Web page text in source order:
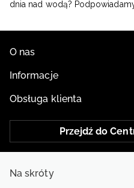
dnia nad wodą?
O nas
Informacje
Obsługa klienta
Przejdź do
Na skróty